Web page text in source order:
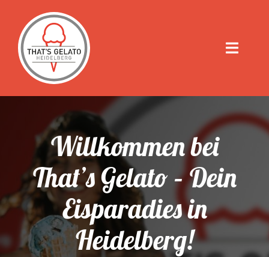
Inhalt
springen
Toggle
Home
Über uns
Leistungen
Kontakt
Willkommen bei
That’s Gelato – Dein
Eisparadies in
Heidelberg!